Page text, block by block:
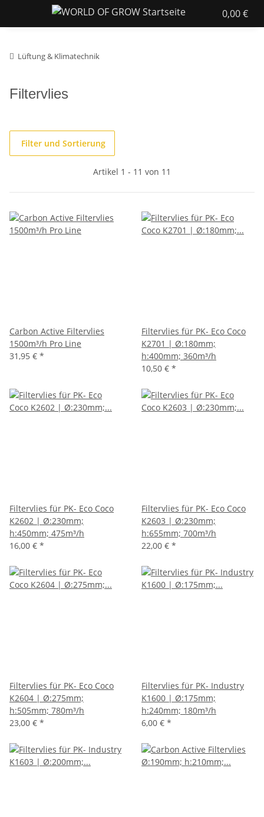
0,00 €
Lüftung & Klimatechnik
Filtervlies
Filter und Sortierung
Artikel 1 - 11 von 11
Carbon Active Filtervlies
1500m³/h Pro Line
31,95 € *
Filtervlies für PK- Eco Coco
K2701 | Ø:180mm;
h:400mm; 360m³/h
10,50 € *
Filtervlies für PK- Eco Coco
K2602 | Ø:230mm;
h:450mm; 475m³/h
16,00 € *
Filtervlies für PK- Eco Coco
K2603 | Ø:230mm;
h:655mm; 700m³/h
22,00 € *
Filtervlies für PK- Eco Coco
K2604 | Ø:275mm;
h:505mm; 780m³/h
23,00 € *
Filtervlies für PK- Industry
K1600 | Ø:175mm;
h:240mm; 180m³/h
6,00 € *